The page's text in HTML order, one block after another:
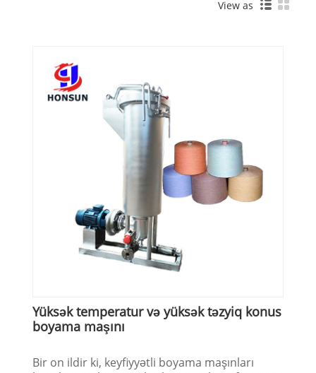
View as
Yüksək temperatur və yüksək təzyiq konus
boyama maşını
Bir on ildir ki, keyfiyyətli boyama maşınları